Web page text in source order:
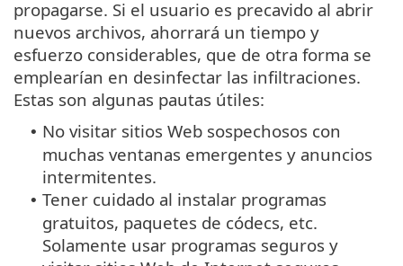
propagarse. Si el usuario es precavido al abrir
nuevos archivos, ahorrará un tiempo y
esfuerzo considerables, que de otra forma se
emplearían en desinfectar las infiltraciones.
Estas son algunas pautas útiles:
• No visitar sitios Web sospechosos con
muchas ventanas emergentes y anuncios
intermitentes.
• Tener cuidado al instalar programas
gratuitos, paquetes de códecs, etc.
Solamente usar programas seguros y